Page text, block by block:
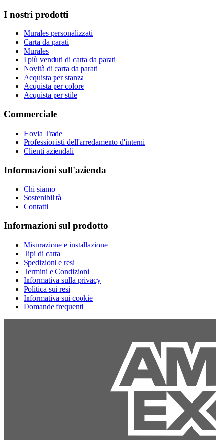
I nostri prodotti
Murales personalizzati
Carta da parati
Murales
I più venduti di carta da parati
Novità di carta da parati
Acquista per stanza
Acquista per colore
Acquista per stile
Commerciale
Hovia Trade
Professionisti dell'arredamento d'interni
Clienti aziendali
Informazioni sull'azienda
Chi siamo
Sostenibilità
Contatti
Informazioni sul prodotto
Misurazione e installazione
Tipi di carta
Spedizioni e resi
Termini e Condizioni
Informativa sulla privacy
Politica sui resi
Informativa sui cookie
Domande frequenti